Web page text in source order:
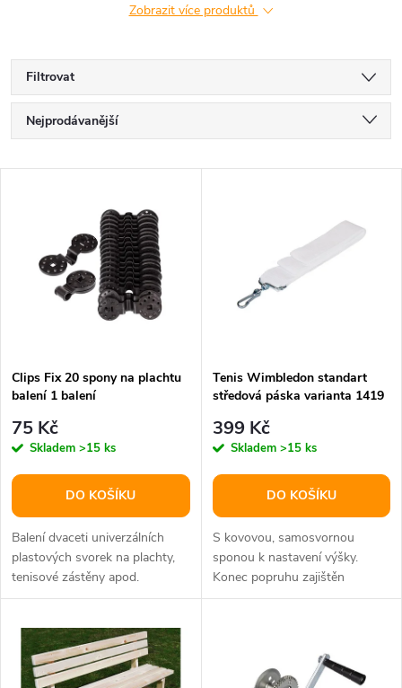
Zobrazit více produktů
Filtrovat
Ř
a
p
r
o
d
u
k
t
Nejprodávanější
s
p
r
o
d
u
k
Clips Fix 20 spony na plachtu
balení 1 balení
75 Kč
Skladem >15 ks
DO KOŠÍKU
Balení dvaceti univerzálních
plastových svorek na plachty,
tenisové zástěny apod.
Tenis Wimbledon standart
středová páska varianta 1419
399 Kč
Skladem >15 ks
DO KOŠÍKU
S kovovou, samosvornou
sponou k nastavení výšky.
Konec popruhu zajištěn
suchým zipem.